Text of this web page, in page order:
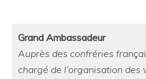
Grand Ambassadeur
Auprès des confréries
chargé de l’organisation des